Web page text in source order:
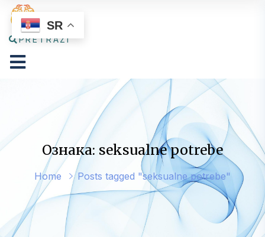
PRETRAŽI
Ознака: seksualne potrebe
Home Posts tagged "seksualne potrebe"
SR